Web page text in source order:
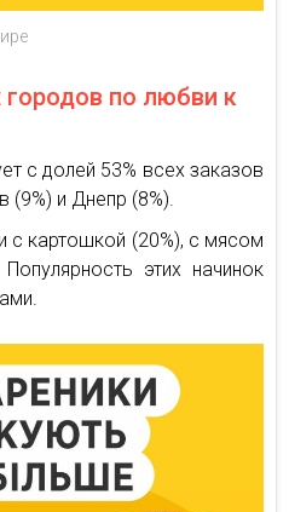
городов по любви к
с долей 53% всех заказов
(9%) и Днепр (8%).
с картошкой (20%), с мясом
этих начинок